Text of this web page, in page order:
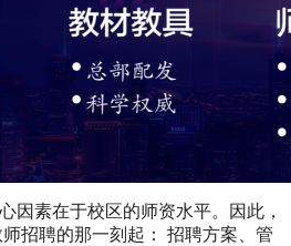
因素在于校区的师资水平。因此，
招聘的那一刻起： 招聘方案、管